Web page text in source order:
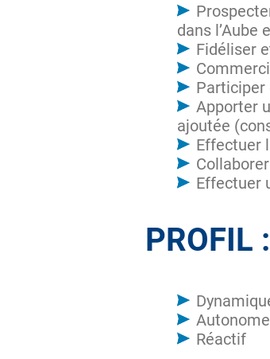
dans
Fidéliser
Participer
Apporter
ajoutée
Effectuer
Effectuer
PROFIL :
Autonome
Réactif